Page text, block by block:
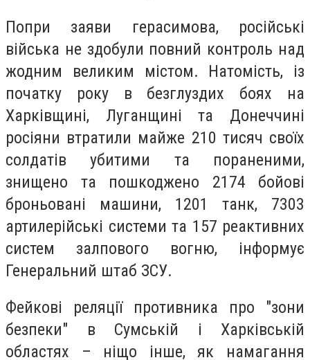
Попри заяви герасимова, російські
війська не здобули повний контроль над
жодним великим містом. Натомість, із
початку року в безглуздих боях на
Харківщині, Луганщині та Донеччині
росіяни втратили майже 210 тисяч своїх
солдатів убитими та пораненими,
знищено та пошкоджено 2174 бойові
броньовані машини, 1201 танк, 7303
артилерійські системи та 157 реактивних
систем залпового вогню, інформує
Генеральний штаб ЗСУ.
Фейкові реляції противника про "зони
безпеки" в Сумській і Харківській
областях – ніщо інше, як намагання